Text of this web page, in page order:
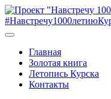
Главная
Золотая книга
Летопись Курска
Контакты